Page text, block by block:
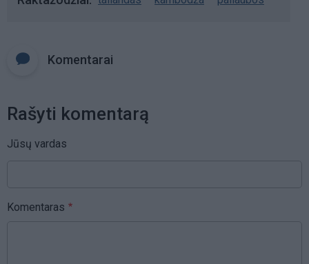
Komentarai
Rašyti komentarą
Jūsų vardas
Komentaras